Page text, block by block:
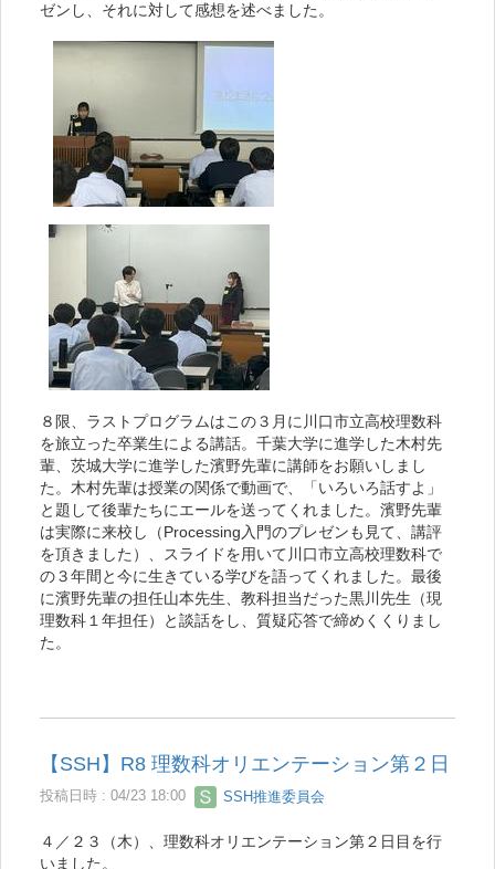
ゼンし、それに対して感想を述べました。
８限、ラストプログラムはこの３月に川口市立高校理数科
を旅立った卒業生による講話。千葉大学に進学した木村先
輩、茨城大学に進学した濱野先輩に講師をお願いしまし
た。木村先輩は授業の関係で動画で、「いろいろ話すよ」
と題して後輩たちにエールを送ってくれました。濱野先輩
は実際に来校し（Processing入門のプレゼンも見て、講評
を頂きました）、スライドを用いて川口市立高校理数科で
の３年間と今に生きている学びを語ってくれました。最後
に濱野先輩の担任山本先生、教科担当だった黒川先生（現
理数科１年担任）と談話をし、質疑応答で締めくくりまし
た。
【SSH】R8 理数科オリエンテーション第２日
投稿日時 : 04/23 18:00 SSH推進委員会
４／２３（木）、理数科オリエンテーション第２日目を行
いました。